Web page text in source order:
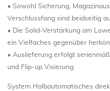
• Sowohl Sicherung,
Verschlussfang sind beidseitig
• Die Solid-Verstärkung am
ein Vielfaches gegenüber
• Auslieferung erfolgt
und Flip-up Visierung.
System Halbautomatisches